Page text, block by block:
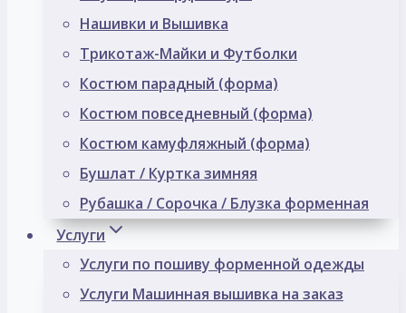
Нашивки и Вышивка
Трикотаж-Майки и Футболки
Костюм парадный (форма)
Костюм повседневный (форма)
Костюм камуфляжный (форма)
Бушлат / Куртка зимняя
Рубашка / Сорочка / Блузка форменная
Услуги
Услуги по пошиву форменной одежды
Услуги Машинная вышивка на заказ